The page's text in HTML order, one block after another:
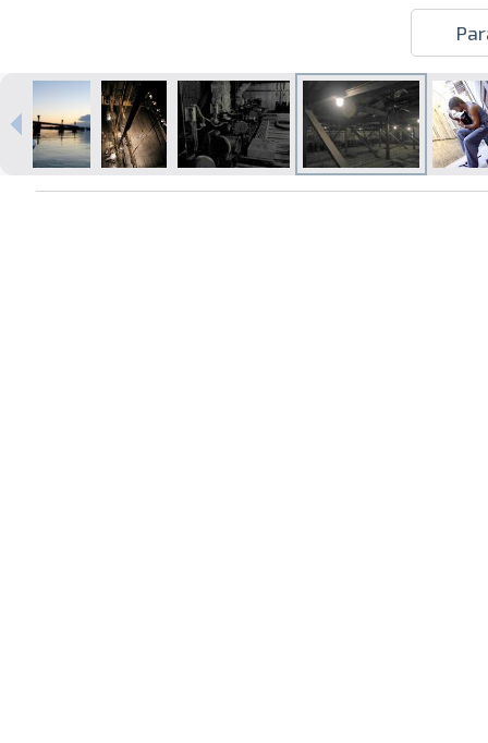
Izdrukas 1h laikā Rīgā – pasūtiet
tiešsaistē
Dažādi formāti un papīra veidi